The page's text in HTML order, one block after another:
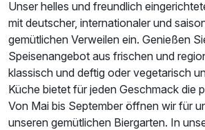
Ausstattung
Zusatznächte
Für 4 Tage
Unser helles und freundlich
mit deutscher, internationaler und
gemütlichen Verweilen ein. Genießen
Speisenangebot aus frischen und
klassisch und deftig oder vegetarisch
Küche bietet für jeden Geschmack die
Von Mai bis September öffnen wir für
unseren gemütlichen Biergarten. In